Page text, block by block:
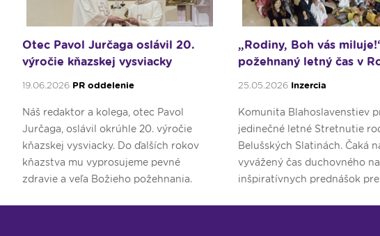
Otec Pavol Jurčaga oslávil 20.
výročie kňazskej vysviacky
19.06.2026 PR oddelenie
Náš redaktor a kolega, otec Pavol
Jurčaga, oslávil okrúhle 20. výročie
kňazskej vysviacky. Do ďalších rokov
kňazstva mu vyprosujeme pevné
zdravie a veľa Božieho požehnania.
„Rodiny, Boh vás
požehnaný letný čas v
25.05.2026 Inzercia
Komunita Blahoslavenstiev
jedinečné letné Stretnutie
Belušských Slatinách. Čaká
vyvážený čas duchovného
inšpiratívnych prednášok